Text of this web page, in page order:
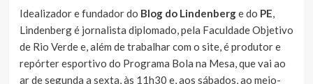
Idealizador e fundador do Blog do Lindenberge do PE,
Lindenberg é jornalista diplomado, pela Faculdade Objetivo
de Rio Verde e, além de trabalhar com o site, é produtor e
repórter esportivo do Programa Bola na Mesa, que vai ao
ar de segunda a sexta, às 11h30 e, aos sábados, ao meio-